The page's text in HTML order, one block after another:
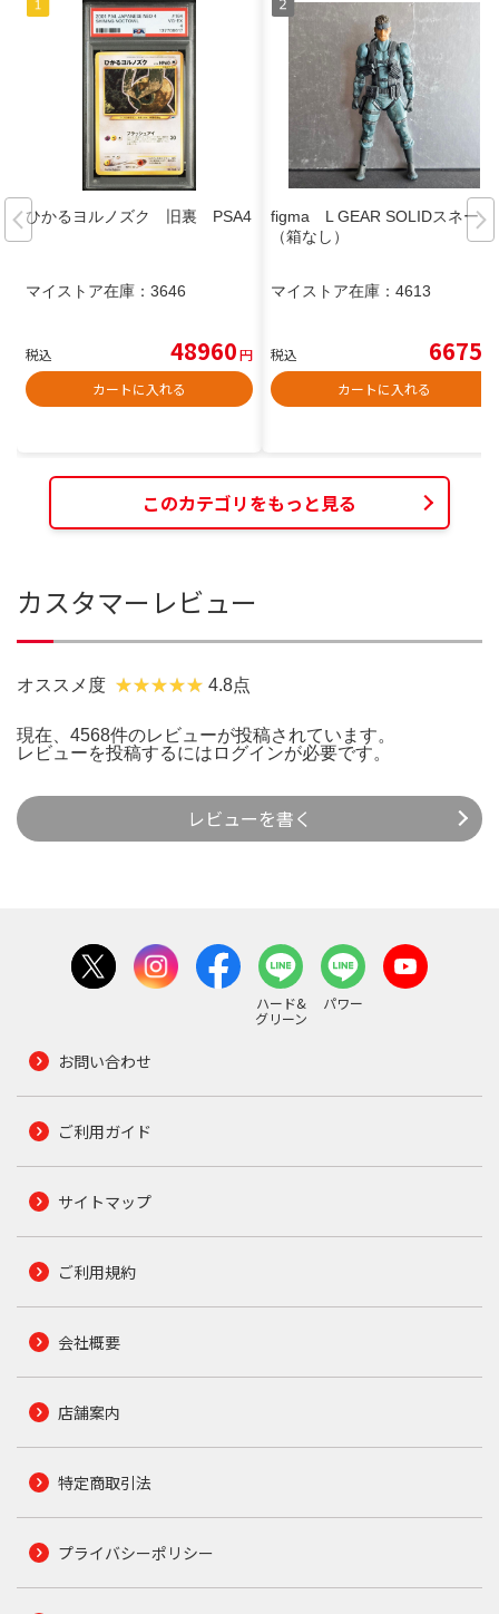
ひかるヨルノズク 旧裏 PSA4
マイストア在庫： 3646
税込 48960円
カートに入れる
figma L GEAR SOLIDスネーク
（箱なし）
マイストア在庫： 4613
税込 6675
カートに入れる
このカテゴリをもっと見る
カスタマーレビュー
オススメ度 4.8点
現在、4568件のレビューが投稿されています。
レビューを投稿するには ログインが必要です。
レビューを書く
ハード&
グリーン
パワー
お問い合わせ
ご利用ガイド
サイトマップ
ご利用規約
会社概要
店舗案内
特定商取引法
プライバシーポリシー